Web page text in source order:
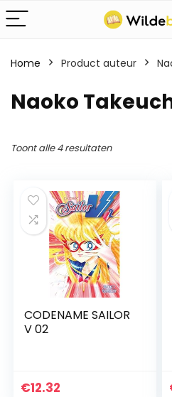
Home Product auteur
Naoko
Toont alle 4 resultaten
CODENAME SAILOR
V 02
€12.32